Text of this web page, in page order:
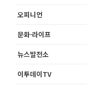
오피니언
문화·라이프
뉴스발전소
이투데이TV